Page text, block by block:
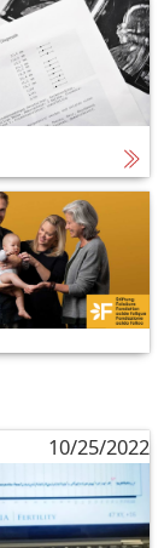
10/25/2022